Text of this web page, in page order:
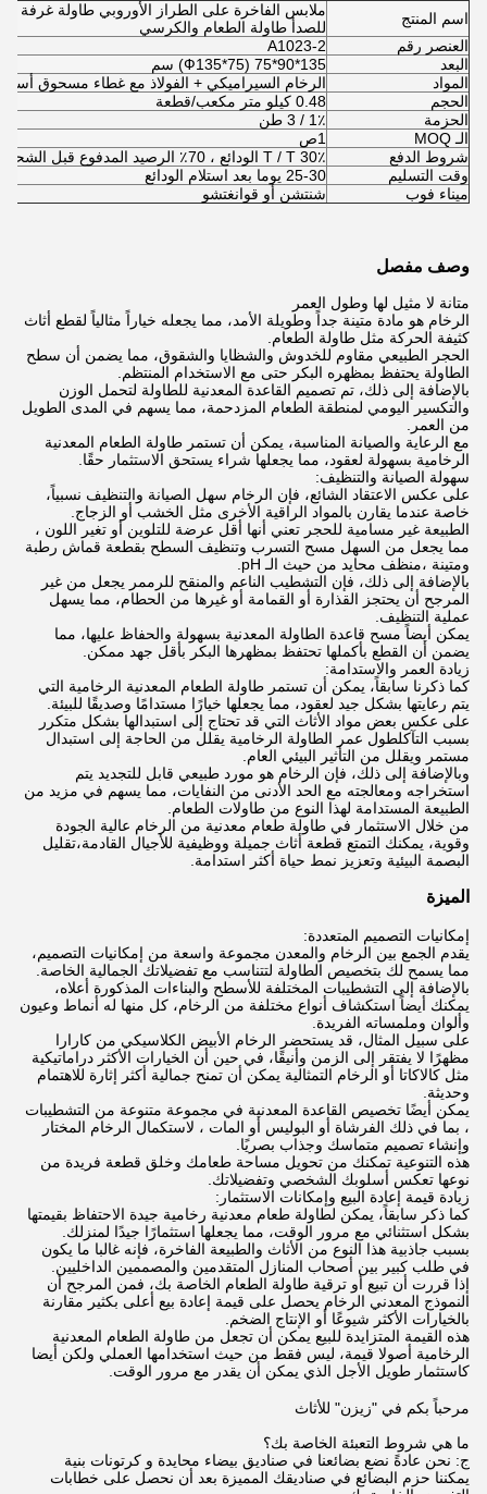
اسم المنتج
ملابس الفاخرة على الطراز الأوروبي طاولة غرفة
للصدأ طاولة الطعام والكرسي
العنصر رقم
A1023-2
البعد
135*90*75 (Ф135*75) سم
المواد
الرخام السيراميكي + الفولاذ مع غطاء مسحوق أسود
الحجم
0.48 كيلو متر مكعب/قطعة
الحزمة
1٪ / 3 طن
الـ MOQ
1ص
شروط الدفع
T / T 30٪ الودائع ، 70٪ الرصيد المدفوع قبل الشحن
وقت التسليم
25-30 يوما بعد استلام الودائع
ميناء فوب
شنتشن أو قوانغتشو
وصف مفصل
متانة لا مثيل لها وطول العمر
الرخام هو مادة متينة جداً وطويلة الأمد، مما يجعله خياراً مثالياً لقطع أثاث
كثيفة الحركة مثل طاولة الطعام.
الحجر الطبيعي مقاوم للخدوش والشظايا والشقوق، مما يضمن أن سطح
الطاولة يحتفظ بمظهره البكر حتى مع الاستخدام المنتظم.
بالإضافة إلى ذلك، تم تصميم القاعدة المعدنية للطاولة لتحمل الوزن
والتكسير اليومي لمنطقة الطعام المزدحمة، مما يسهم في المدى الطويل
من العمر.
مع الرعاية والصيانة المناسبة، يمكن أن تستمر طاولة الطعام المعدنية
الرخامية بسهولة لعقود، مما يجعلها شراء يستحق الاستثمار حقًا.
سهولة الصيانة والتنظيف:
على عكس الاعتقاد الشائع، فإن الرخام سهل الصيانة والتنظيف نسبياً،
خاصة عندما يقارن بالمواد الراقية الأخرى مثل الخشب أو الزجاج.
الطبيعة غير مسامية للحجر تعني أنها أقل عرضة للتلوين أو تغير اللون ،
مما يجعل من السهل مسح التسرب وتنظيف السطح بقطعة قماش رطبة
ومتينة ،منظف محايد من حيث الـ pH.
بالإضافة إلى ذلك، فإن التشطيب الناعم والمنقح للرممر يجعل من غير
المرجح أن يحتجز القذارة أو القمامة أو غيرها من الحطام، مما يسهل
عملية التنظيف.
يمكن أيضاً مسح قاعدة الطاولة المعدنية بسهولة والحفاظ عليها، مما
يضمن أن القطع بأكملها تحتفظ بمظهرها البكر بأقل جهد ممكن.
زيادة العمر والاستدامة:
كما ذكرنا سابقاً، يمكن أن تستمر طاولة الطعام المعدنية الرخامية التي
يتم رعايتها بشكل جيد لعقود، مما يجعلها خيارًا مستدامًا وصديقًا للبيئة.
على عكس بعض مواد الأثاث التي قد تحتاج إلى استبدالها بشكل متكرر
بسبب التآكلطول عمر الطاولة الرخامية يقلل من الحاجة إلى استبدال
مستمر ويقلل من التأثير البيئي العام.
وبالإضافة إلى ذلك، فإن الرخام هو مورد طبيعي قابل للتجديد يتم
استخراجه ومعالجته مع الحد الأدنى من النفايات، مما يسهم في مزيد من
الطبيعة المستدامة لهذا النوع من طاولات الطعام.
من خلال الاستثمار في طاولة طعام معدنية من الرخام عالية الجودة
وقوية، يمكنك التمتع قطعة أثاث جميلة ووظيفية للأجيال القادمة،تقليل
البصمة البيئية وتعزيز نمط حياة أكثر استدامة.
الميزة
إمكانيات التصميم المتعددة:
يقدم الجمع بين الرخام والمعدن مجموعة واسعة من إمكانيات التصميم،
مما يسمح لك بتخصيص الطاولة لتتناسب مع تفضيلاتك الجمالية الخاصة.
بالإضافة إلى التشطيبات المختلفة للأسطح والبناءات المذكورة أعلاه،
يمكنك أيضاً استكشاف أنواع مختلفة من الرخام، كل منها له أنماط وعيون
وألوان وملمساته الفريدة.
على سبيل المثال، قد يستحضر الرخام الأبيض الكلاسيكي من كارارا
مظهرًا لا يفتقر إلى الزمن وأنيقًا، في حين أن الخيارات الأكثر دراماتيكية
مثل كالاكاتا أو الرخام التمثالية يمكن أن تمنح جمالية أكثر إثارة للاهتمام
وحديثة.
يمكن أيضًا تخصيص القاعدة المعدنية في مجموعة متنوعة من التشطيبات
، بما في ذلك الفرشاة أو البوليس أو المات ، لاستكمال الرخام المختار
وإنشاء تصميم متماسك وجذاب بصريًا.
هذه التنوعية تمكنك من تحويل مساحة طعامك وخلق قطعة فريدة من
نوعها تعكس أسلوبك الشخصي وتفضيلاتك.
زيادة قيمة إعادة البيع وإمكانات الاستثمار:
كما ذكر سابقاً، يمكن لطاولة طعام معدنية رخامية جيدة الاحتفاظ بقيمتها
بشكل استثنائي مع مرور الوقت، مما يجعلها استثمارًا جيدًا لمنزلك.
بسبب جاذبية هذا النوع من الأثاث والطبيعة الفاخرة، فإنه غالبا ما يكون
في طلب كبير بين أصحاب المنازل المتقدمين والمصممين الداخليين.
إذا قررت أن تبيع أو ترقية طاولة الطعام الخاصة بك، فمن المرجح أن
النموذج المعدني الرخام يحصل على قيمة إعادة بيع أعلى بكثير مقارنة
بالخيارات الأكثر شيوعًا أو الإنتاج الضخم.
هذه القيمة المتزايدة للبيع يمكن أن تجعل من طاولة الطعام المعدنية
الرخامية أصولا قيمة، ليس فقط من حيث استخدامها العملي ولكن أيضا
كاستثمار طويل الأجل الذي يمكن أن يقدر مع مرور الوقت.
مرحباً بكم في "زيزن" للأثاث
ما هي شروط التعبئة الخاصة بك؟
ج: نحن عادةً نضع بضائعنا في صناديق بيضاء محايدة و كرتونات بنية
يمكننا حزم البضائع في صناديقك المميزة بعد أن نحصل على خطابات